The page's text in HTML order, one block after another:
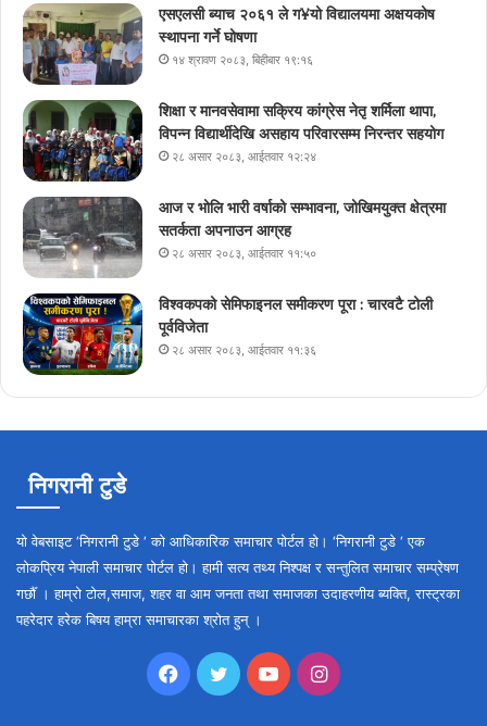
एसएलसी ब्याच २०६१ ले ग¥यो विद्यालयमा अक्षयकोष
स्थापना गर्ने घोषणा
१४ श्रावण २०८३, बिहीबार १९:१६
शिक्षा र मानवसेवामा सक्रिय कांग्रेस नेतृ शर्मिला थापा,
विपन्न विद्यार्थीदेखि असहाय परिवारसम्म निरन्तर सहयोग
२८ असार २०८३, आईतवार १२:२४
आज र भोलि भारी वर्षाको सम्भावना, जोखिमयुक्त क्षेत्रमा
सतर्कता अपनाउन आग्रह
२८ असार २०८३, आईतवार ११:५०
विश्वकपको सेमिफाइनल समीकरण पूरा : चारवटै टोली
पूर्वविजेता
२८ असार २०८३, आईतवार ११:३६
निगरानी टुडे
यो वेबसाइट ‘निगरानी टुडे ‘ को आधिकारिक समाचार पोर्टल हो। ‘निगरानी टुडे ‘ एक
लोकप्रिय नेपाली समाचार पोर्टल हो। हामी सत्य तथ्य निश्पक्ष र सन्तुलित समाचार सम्प्रेषण
गर्छौँ । हाम्रो टोल,समाज, शहर वा आम जनता तथा समाजका उदाहरणीय ब्यक्ति, रास्ट्रका
पहरेदार हरेक बिषय हाम्रा समाचारका श्रोत हुन् ।
Facebook
TwitterYouTubeInstagram